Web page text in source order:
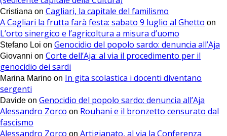
Cristiana on Cagliari, la capitale del familismo
A Cagliari la frutta farà festa: sabato 9 luglio al Ghetto on
L’orto sinergico e l’agricoltura a misura d’uomo
Stefano Loi on Genocidio del popolo sardo: denuncia all’Aja
Giovanni on Corte dell’Aja: al via il procedimento per il
genocidio dei sardi
Marina Marino on In gita scolastica i docenti diventano
sergenti
Davide on Genocidio del popolo sardo: denuncia all’Aja
Alessandro Zorco on Rouhani e il bronzetto censurato dal
fascismo
Alessandro Zorco on Artigianato, al via la Conferenza